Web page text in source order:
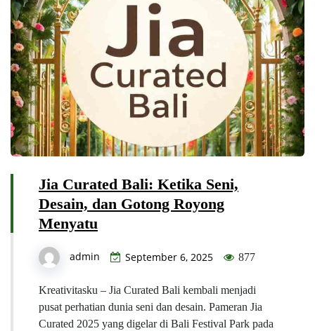
Jia Curated Bali: Ketika Seni,
Desain, dan Gotong Royong
Menyatu
admin September 6, 2025 877
Kreativitasku – Jia Curated Bali kembali menjadi
pusat perhatian dunia seni dan desain. Pameran Jia
Curated 2025 yang digelar di Bali Festival Park pada